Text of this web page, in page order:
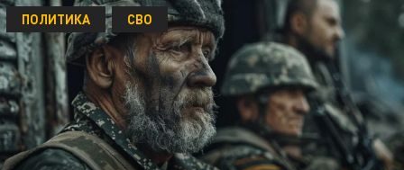
ПОЛИТИКА СВО